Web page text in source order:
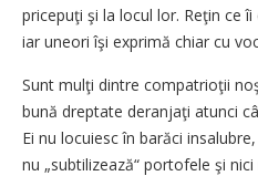
pricepuţi şi la locul lor. Reţin ce
iar uneori îşi exprimă chiar cu
Sunt mulţi dintre compatrioţii
bună dreptate deranjaţi atunci
Ei nu locuiesc în barăci
nu „subtilizează“ portofele şi